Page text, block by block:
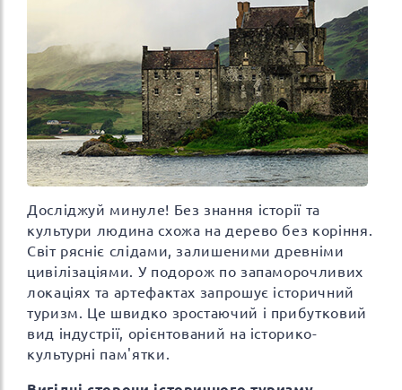
Досліджуй минуле! Без знання історії та
культури людина схожа на дерево без коріння.
Світ рясніє слідами, залишеними древніми
цивілізаціями. У подорож по запаморочливих
локаціях та артефактах запрошує історичний
туризм. Це швидко зростаючий і прибутковий
вид індустрії, орієнтований на історико-
культурні пам'ятки.